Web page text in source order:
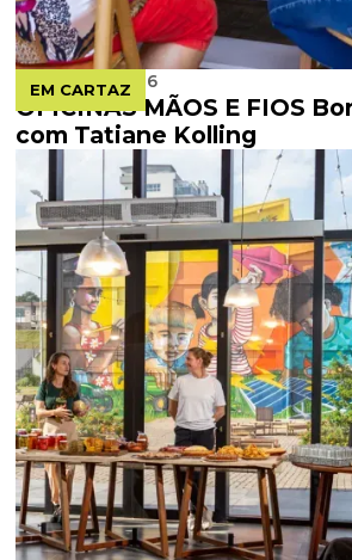
EM CARTAZ
AUGUST 6, 2026
OFICINAS MÃOS E FIOS
com Tatiane Kolling